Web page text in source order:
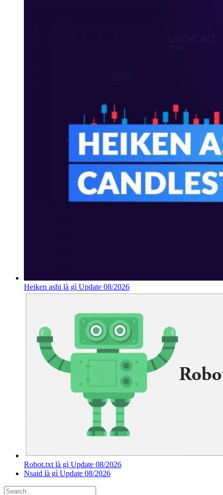
Heiken ashi là gì Update 08/2026
Robot.txt là gì Update 08/2026
Nsaid là gì Update 08/2026